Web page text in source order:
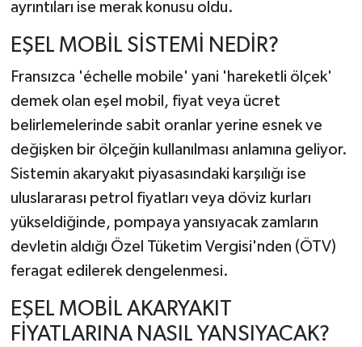
ayrıntıları ise merak konusu oldu.
EŞEL MOBİL SİSTEMİ NEDİR?
Fransızca 'échelle mobile' yani 'hareketli ölçek'
demek olan eşel mobil, fiyat veya ücret
belirlemelerinde sabit oranlar yerine esnek ve
değişken bir ölçeğin kullanılması anlamına geliyor.
Sistemin akaryakıt piyasasındaki karşılığı ise
uluslararası petrol fiyatları veya döviz kurları
yükseldiğinde, pompaya yansıyacak zamların
devletin aldığı Özel Tüketim Vergisi'nden (ÖTV)
feragat edilerek dengelenmesi.
EŞEL MOBİL AKARYAKIT
FİYATLARINA NASIL YANSIYACAK?